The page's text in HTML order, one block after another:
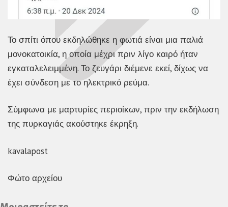
Το σπίτι όπου εκδηλώθηκε η φωτιά είναι μια παλιά
μονοκατοικία, η οποία μέχρι πριν λίγο καιρό ήταν
εγκαταλελειμμένη. Το ζευγάρι διέμενε εκεί, δίχως να
έχει σύνδεση με το ηλεκτρικό ρεύμα.
Σύμφωνα με μαρτυρίες περιοίκων, πριν την εκδήλωση
της πυρκαγιάς ακούστηκε έκρηξη.
kavalapost
Φώτο αρχείου